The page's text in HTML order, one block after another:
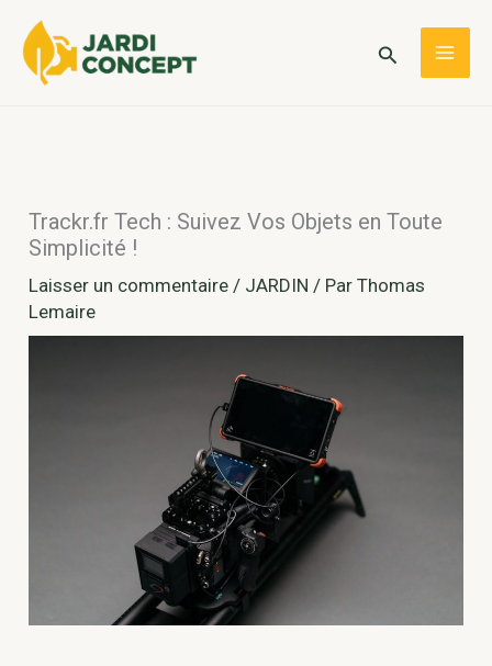
contenu
Rechercher
Trackr.fr Tech : Suivez Vos Objets en Toute
Simplicité !
Laisser un commentaire / JARDIN / ParThomas
Lemaire